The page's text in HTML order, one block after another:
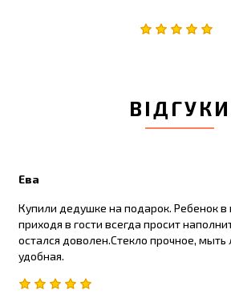
ВІДГУКИ
Ева
Купили дедушке на подарок. Ребенок в
приходя в гости всегда просит
остался доволен.Стекло прочное, мыть
удобная.